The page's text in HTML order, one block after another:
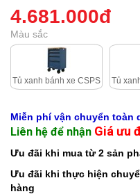
4.681.000đ
Màu sắc
Tủ xanh bánh xe CSPS Tủ
Miễn phí vận chuyển toàn
Liên hệ để nhận Giá ưu
Ưu đãi khi mua từ 2 sản
Ưu đãi khi thực hiện
hàng